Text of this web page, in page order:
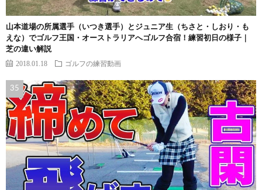
山本道場の所属選手（いつき選手）とジュニア生（ちさと・しおり・も
えな）でゴルフ王国・オーストラリアへゴルフ合宿！練習初日の様子｜
芝の違い解説
2018.01.18 ゴルフの練習動画